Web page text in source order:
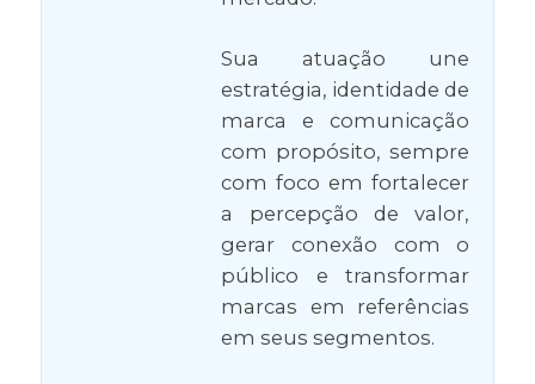
Sua atuação une
estratégia, identidade de
marca e comunicação
com propósito, sempre
com foco em fortalecer
a percepção de valor,
gerar conexão com o
público e transformar
marcas em referências
em seus segmentos.